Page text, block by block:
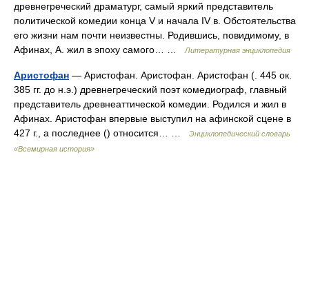
древнегреческий драматург, самый яркий представитель
политической комедии конца V и начала IV в. Обстоятельства
его жизни нам почти неизвестны. Родившись, повидимому, в
Афинах, А. жил в эпоху самого… …
Литературная энциклопедия
Аристофан — Аристофан. Аристофан. Аристофан (. 445 ок.
385 гг. до н.э.) древнегреческий поэт комедиограф, главный
представитель древнеаттической комедии. Родился и жил в
Афинах. Аристофан впервые выступил на афинской сцене в
427 г., а последнее () относится… …
Энциклопедический словарь
«Всемирная история»